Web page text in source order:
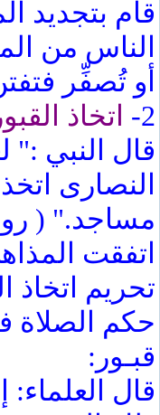
قام بتجديد
الناس من
أو تُصفِّر
2-
اتخاذ
قال النبي :"
النصارى
مساجد." (
اتفقت
تحريم اتخاذ
حكم الصلاة
قبـور:
قال